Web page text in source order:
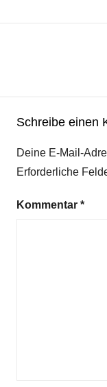
Schreibe einen
Deine E-Mail-
Erforderliche
Kommentar *